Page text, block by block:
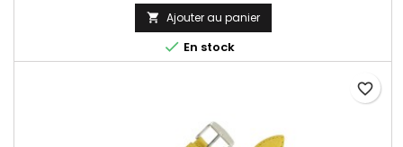
 Ajouter au panier
 En stock
favorite_border